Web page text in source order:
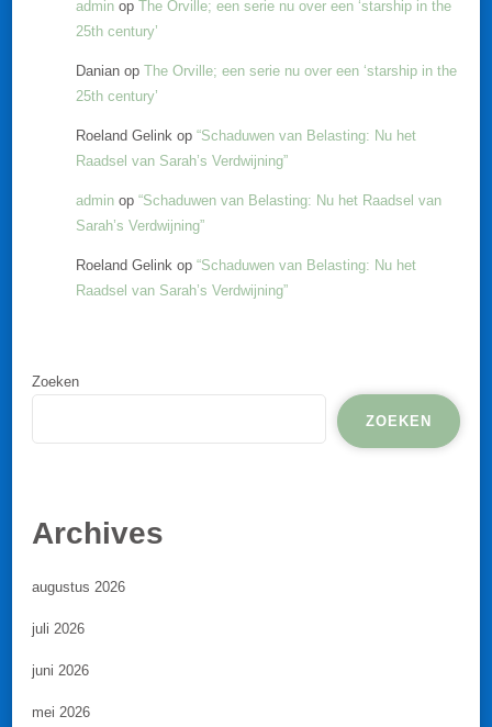
admin op The Orville; een serie nu over een ‘starship in the
25th century’
Danian op The Orville; een serie nu over een ‘starship in the
25th century’
Roeland Gelink op “Schaduwen van Belasting: Nu het
Raadsel van Sarah’s Verdwijning”
admin op “Schaduwen van Belasting: Nu het Raadsel van
Sarah’s Verdwijning”
Roeland Gelink op “Schaduwen van Belasting: Nu het
Raadsel van Sarah’s Verdwijning”
Zoeken
ZOEKEN
Archives
augustus 2026
juli 2026
juni 2026
mei 2026